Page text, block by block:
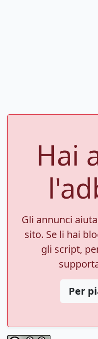
Hai
Gli annunci
sito. Se li hai
gli script,
Per